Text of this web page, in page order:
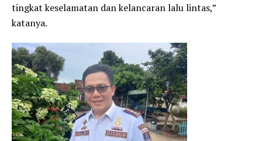
tingkat keselamatan dan kelancaran lalu lintas,”
katanya.